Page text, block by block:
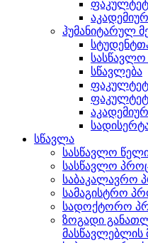
ჰუმანიტარულ
სწავლება
სწავლა
სასწავლო
სასწავლო
საბაკალავრო
სამაგისტრო
სადოქტორო
ზოგადი
მასწავლებლის